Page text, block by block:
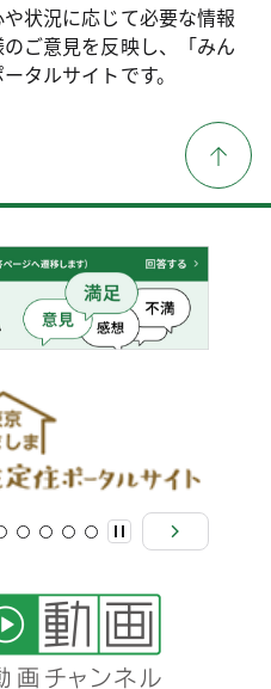
状況に応じて必要な情報
ご意見を反映し、「みん
タルサイトです。